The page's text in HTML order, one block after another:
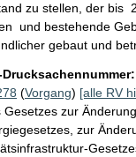
zu stellen, der bis
und bestehende
gebaut und
(Vorgang) [alle RV
Gesetzes zur
zur